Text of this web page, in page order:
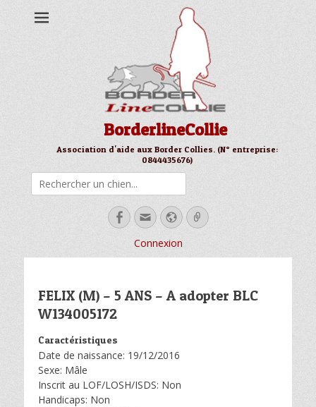
BorderlineCollie
Association d'aide aux Border Collies. (N° entreprise:
0844435676)
Facebook
EmailSite
web
Link
Connexion
FELIX (M) – 5 ANS – A adopter BLC
W134005172
Caractéristiques
Date de naissance: 19/12/2016
Sexe: Mâle
Inscrit au LOF/LOSH/ISDS: Non
Handicaps: Non